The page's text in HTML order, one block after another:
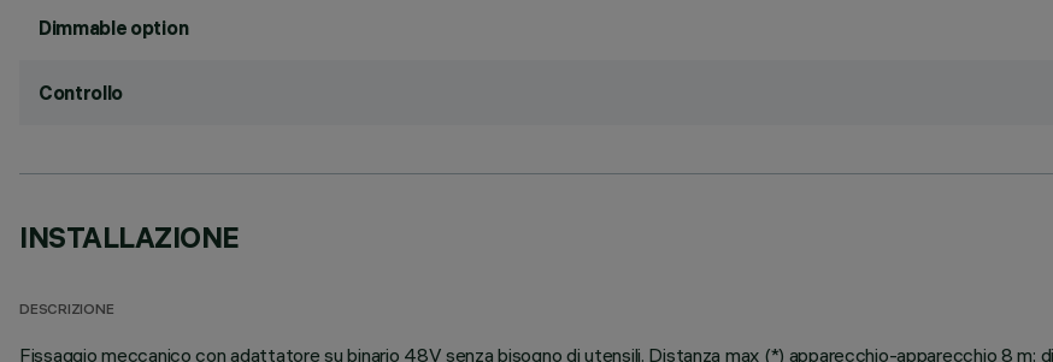
Dimmable option
Controllo
INSTALLAZIONE
DESCRIZIONE
Fissaggio meccanico con adattatore su binario 48V senza bisogno di utensili. Distanza max (*) apparecchio-apparecchio 8 m;